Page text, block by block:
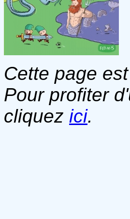
Cette page
Pour profiter
cliquez ici.